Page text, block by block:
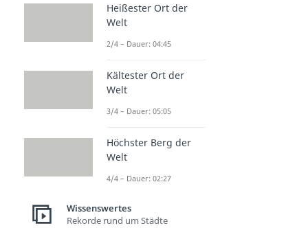
Heißester Ort der
Welt
2/4 – Dauer: 04:45
Kältester Ort der
Welt
3/4 – Dauer: 05:05
Höchster Berg der
Welt
4/4 – Dauer: 02:27
Wissenswertes
Rekorde rund um Städte